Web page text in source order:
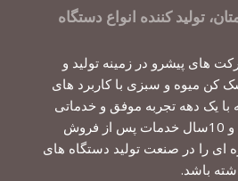
تولید کننده انواع دستگاه
های پیشرو در زمینه تولید و
کن میوه و سبزی با کاربرد های
یک دهه تجربه موفق و خدماتی
چون ارائه 18ماه گارنتی و 10سال خدمات پس از فروش
ای را در صنعت تولید دستگاه های
باشد.